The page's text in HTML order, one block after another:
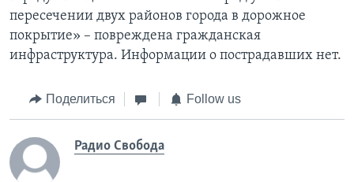
пересечении двух районов города в дорожное
покрытие» – повреждена гражданская
инфраструктура. Информации о пострадавших нет.
Поделиться Follow us
Радио Свобода